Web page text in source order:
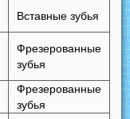
Вставные зубья
Фрезерованные
зубья
Фрезерованные
зубья